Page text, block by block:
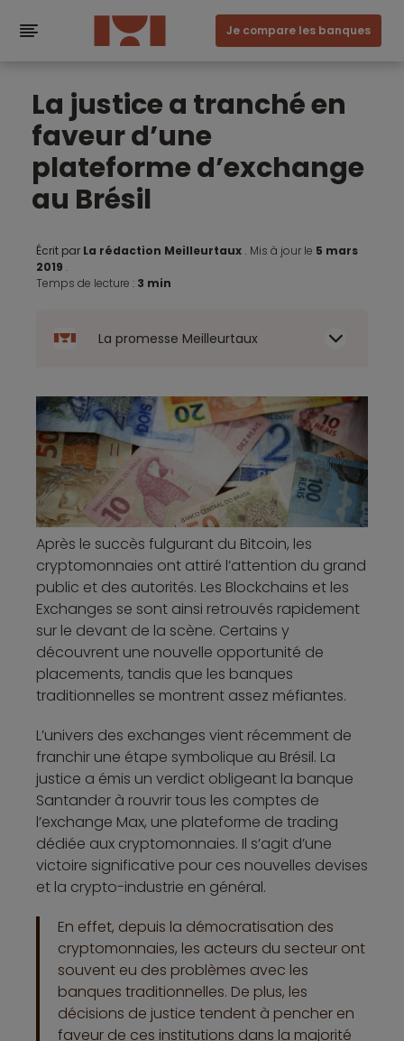
Je compare les banques
La justice a tranché en
faveur d’une
plateforme d’exchange
au Brésil
Écrit par La rédaction Meilleurtaux . Mis à jour le 5 mars
2019 .
Temps de lecture : 3 min
La promesse Meilleurtaux
Après le succès fulgurant du Bitcoin, les
cryptomonnaies ont attiré l’attention du grand
public et des autorités. Les Blockchains et les
Exchanges se sont ainsi retrouvés rapidement
sur le devant de la scène. Certains y
découvrent une nouvelle opportunité de
placements, tandis que les banques
traditionnelles se montrent assez méfiantes.
L’univers des exchanges vient récemment de
franchir une étape symbolique au Brésil. La
justice a émis un verdict obligeant la banque
Santander à rouvrir tous les comptes de
l’exchange Max, une plateforme de trading
dédiée aux cryptomonnaies. Il s’agit d’une
victoire significative pour ces nouvelles devises
et la crypto-industrie en général.
En effet, depuis la démocratisation des
cryptomonnaies, les acteurs du secteur ont
souvent eu des problèmes avec les
banques traditionnelles. De plus, les
décisions de justice tendent à pencher en
faveur de ces institutions dans la majorité